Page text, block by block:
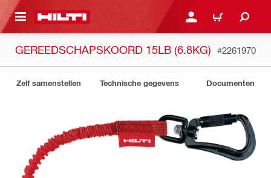
HOOFDINHOUD AANMELDEN OF
WINKELWAGEN
GEREEDSCHAPSKOORD 15LB (6.8KG) #2261970
Zelf samenstellen Technische gegevens Documenten